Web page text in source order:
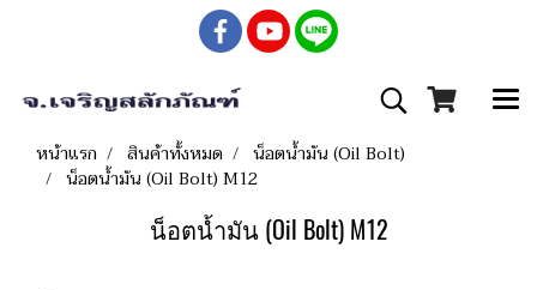
หน้าแรก สินค้าทั้งหมด
น็อตน้ำมัน (Oil Bolt)
น็อตน้ำมัน (Oil Bolt) M12
น็อตน้ำมัน (Oil Bolt) M12